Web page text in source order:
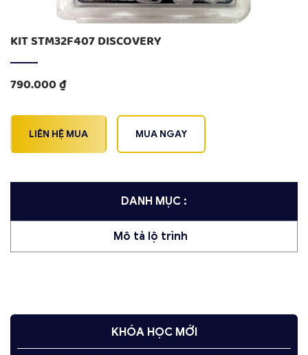
KIT STM32F407 DISCOVERY
790.000₫
LIÊN HỆ MUA MUA NGAY
DANH MỤC :
Mô tả lộ trình
KHÓA HỌC MỚI